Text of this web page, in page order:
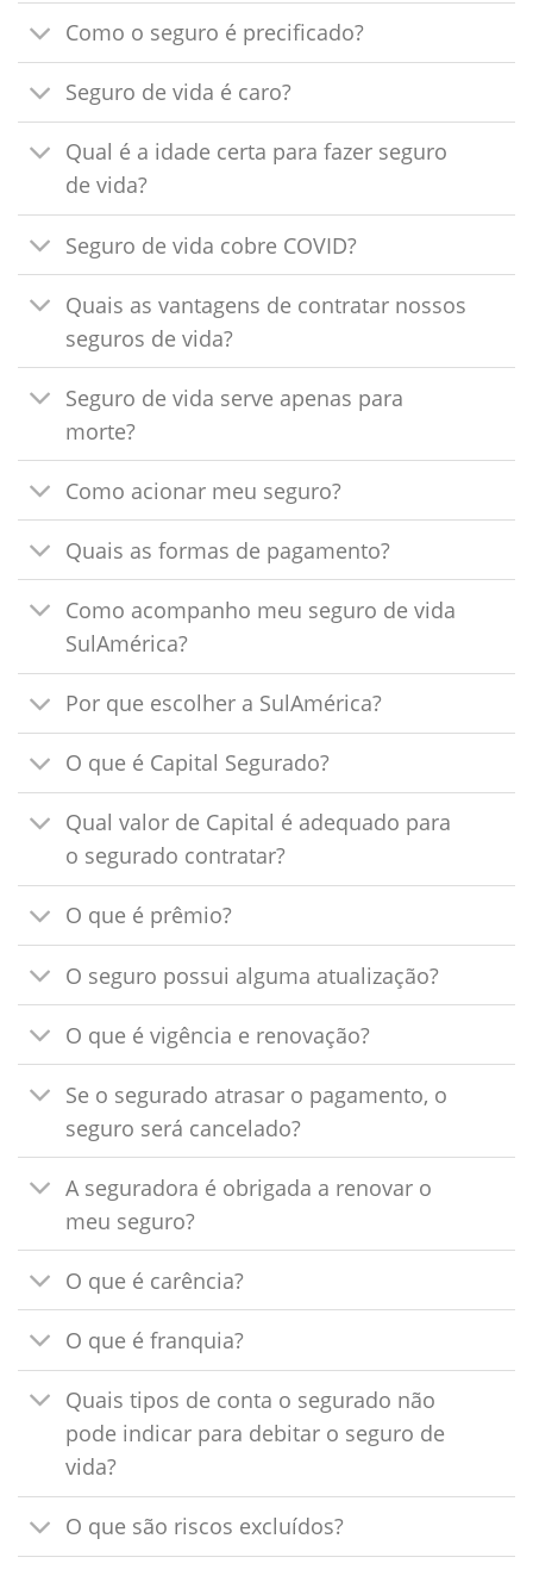
Como o seguro é precificado?
Seguro de vida é caro?
Qual é a idade certa para fazer seguro
de vida?
Seguro de vida cobre COVID?
Quais as vantagens de contratar nossos
seguros de vida?
Seguro de vida serve apenas para
morte?
Como acionar meu seguro?
Quais as formas de pagamento?
Como acompanho meu seguro de vida
SulAmérica?
Por que escolher a SulAmérica?
O que é Capital Segurado?
Qual valor de Capital é adequado para
o segurado contratar?
O que é prêmio?
O seguro possui alguma atualização?
O que é vigência e renovação?
Se o segurado atrasar o pagamento, o
seguro será cancelado?
A seguradora é obrigada a renovar o
meu seguro?
O que é carência?
O que é franquia?
Quais tipos de conta o segurado não
pode indicar para debitar o seguro de
vida?
O que são riscos excluídos?